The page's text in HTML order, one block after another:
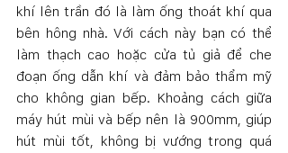
khí lên trần đó là làm ống thoát khí qua
bên hông nhà. Với cách này bạn có thể
làm thạch cao hoặc cửa tủ giả để che
đoạn ống dẫn khí và đảm bảo thẩm mỹ
cho không gian bếp. Khoảng cách giữa
máy hút mùi và bếp nên là 900mm, giúp
hút mùi tốt, không bị vướng trong quá